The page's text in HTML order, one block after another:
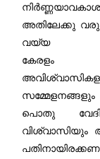
അതിലേക്കു
വയ്യ
കേരളം
സമ്മേളനങ്ങളും
പൊതു
വിശ്വാസിയും